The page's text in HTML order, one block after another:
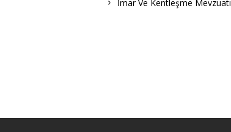
İmar Ve Kentleşme Mevzuatı